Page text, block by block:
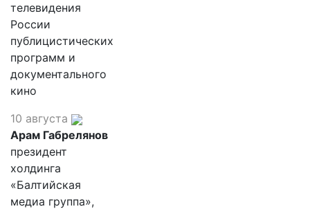
телевидения
России
публицистических
программ и
документального
кино
10 августа
Арам Габрелянов
президент
холдинга
«Балтийская
медиа группа»,